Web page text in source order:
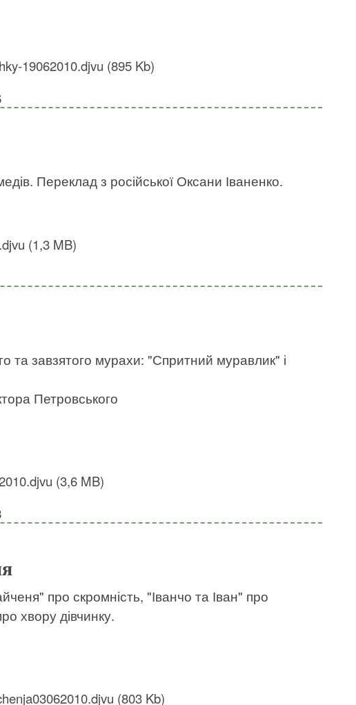
19062010.djvu (895 Kb)
Переклад з російської Оксани Іваненко.
(1,3 MB)
та завзятого мурахи: "Спритний муравлик" і
Петровського
(3,6 MB)
про скромність, "Іванчо та Іван" про
хвору дівчинку.
(803 Kb)